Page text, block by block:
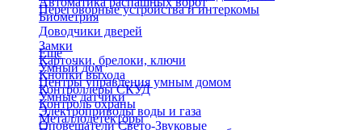
Переговорные устройства и интеркомы
Биометрия
Доводчики дверей
Замки
Карточки, брелоки, ключи
Кнопки выхода
Контроллеры СКУД
Контроль охраны
Металлодетекторы
Еще
Умный дом
Центры управления умным домом
Умные датчики
Электроприводы воды и газа
Оповещатели Свето-Звуковые